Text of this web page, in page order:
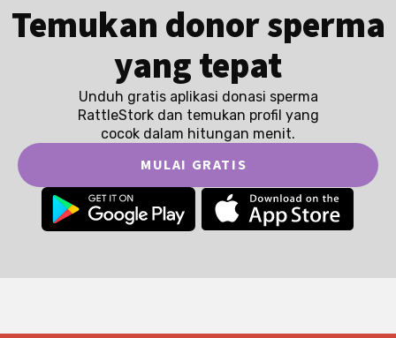
Temukan donor sperma
yang tepat
Unduh gratis aplikasi donasi sperma
RattleStork dan temukan profil yang
cocok dalam hitungan menit.
MULAI GRATIS